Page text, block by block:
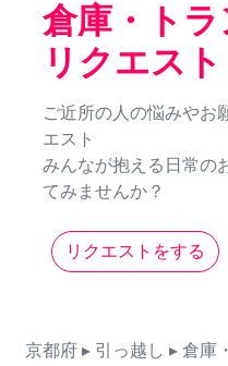
倉庫・ト
リクエスト
ご近所の人の悩みやお
エスト
みんなが抱える日常の
てみませんか？
リクエストをする
京都府 ▸ 引っ越し ▸ 倉庫